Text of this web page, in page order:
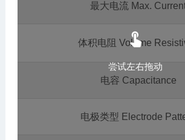

尝试左右拖动
最大电流 Max.
体积电阻 Volume
电容 Capacitance
电极类型 Electrode